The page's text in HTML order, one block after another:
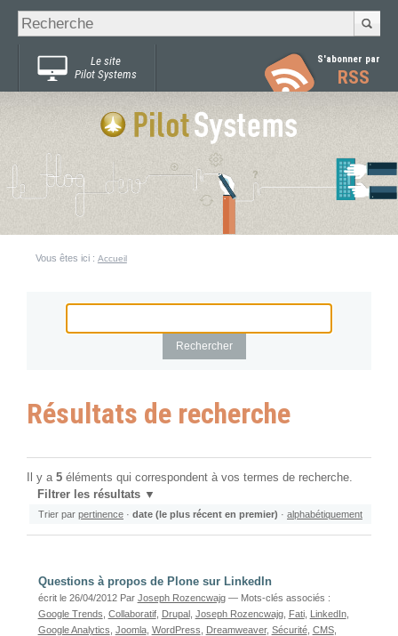
Chercher par
Recherche
avancée…
Le site
Pilot Systems
S'abonner par
RSS
Vous êtes ici : Accueil
Résultats de recherche
Il y a 5 éléments qui correspondent à vos termes de recherche.
Filtrer les résultats
Trier par pertinence · date (le plus récent en premier) · alphabétiquement
Questions à propos de Plone sur LinkedIn
écrit le 26/04/2012 Par Joseph Rozencwajg — Mots-clés associés :
Google Trends Collaboratif, Drupal, Joseph Rozencwajg, Fati, LinkedIn,
Google Analytics Joomla, WordPress Dreamweaver, Sécurité, CMS,